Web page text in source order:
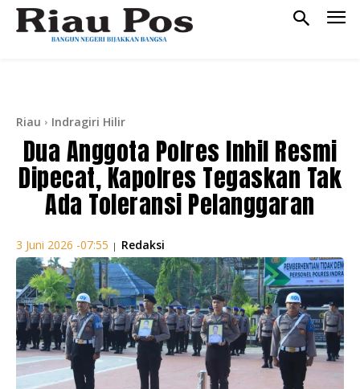
Riau Indragiri Hilir
Dua Anggota Polres Inhil Resmi
Dipecat, Kapolres Tegaskan Tak
Ada Toleransi Pelanggaran
3 Juni 2026 -07:55 | Redaksi